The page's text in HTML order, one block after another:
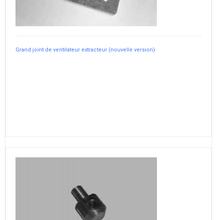
Grand joint de ventilateur extracteur (nouvelle version)